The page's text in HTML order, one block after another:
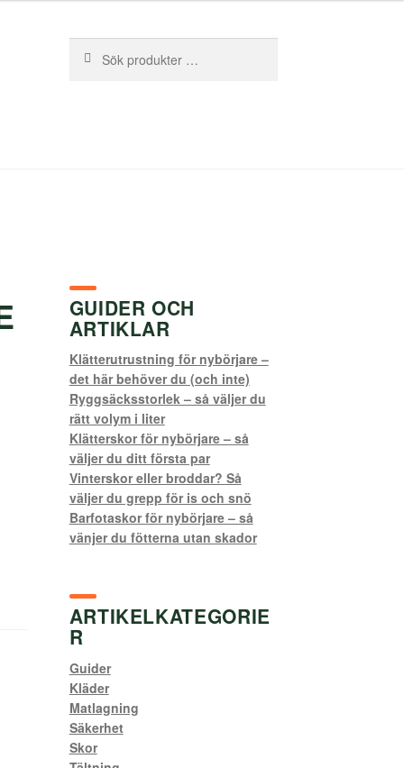
efter:
GUIDER OCH
ARTIKLAR
Klätterutrustning för nybörjare –
det här behöver du (och inte)
Ryggsäcksstorlek – så väljer du
rätt volym i liter
Klätterskor för nybörjare – så
väljer du ditt första par
Vinterskor eller broddar? Så
väljer du grepp för is och snö
Barfotaskor för nybörjare – så
vänjer du fötterna utan skador
ARTIKELKATEGORIE
R
Guider
Kläder
Matlagning
Säkerhet
Skor